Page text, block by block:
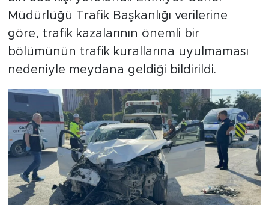
Müdürlüğü Trafik Başkanlığı verilerine
göre, trafik kazalarının önemli bir
bölümünün trafik kurallarına uyulmaması
nedeniyle meydana geldiği bildirildi.